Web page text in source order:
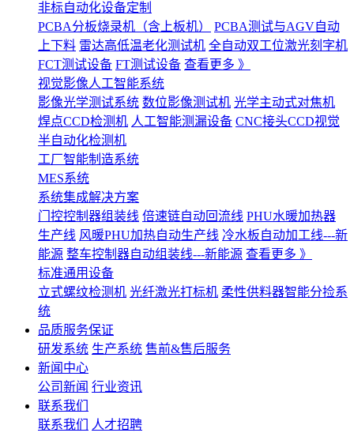
非标自动化设备定制
PCBA分板烧录机（含上板机）
PCBA测试与AGV自动
上下料 雷达高低温老化测试机 全自动双工位激光刻字机
FCT测试设备 FT测试设备 查看更多 》
视觉影像人工智能系统
影像光学测试系统 数位影像测试机 光学主动式对焦机
焊点CCD检测机 人工智能测漏设备 CNC接头CCD视觉
半自动化检测机
工厂智能制造系统
MES系统
系统集成解决方案
门控控制器组装线 倍速链自动回流线 PHU水暖加热器
生产线 风暖PHU加热自动生产线 冷水板自动加工线---新
能源 整车控制器自动组装线---新能源 查看更多 》
标准通用设备
立式螺纹检测机 光纤激光打标机 柔性供料器智能分捡系
统
品质服务保证
研发系统 生产系统 售前&售后服务
新闻中心
公司新闻 行业资讯
联系我们
联系我们
人才招聘